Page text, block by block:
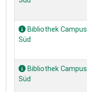
Bibliothek Campus
Süd
Bibliothek Campus
Süd